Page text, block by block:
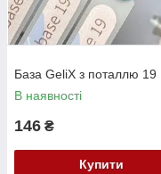
База GeliX з поталлю 19
В наявності
146 ₴
Купити